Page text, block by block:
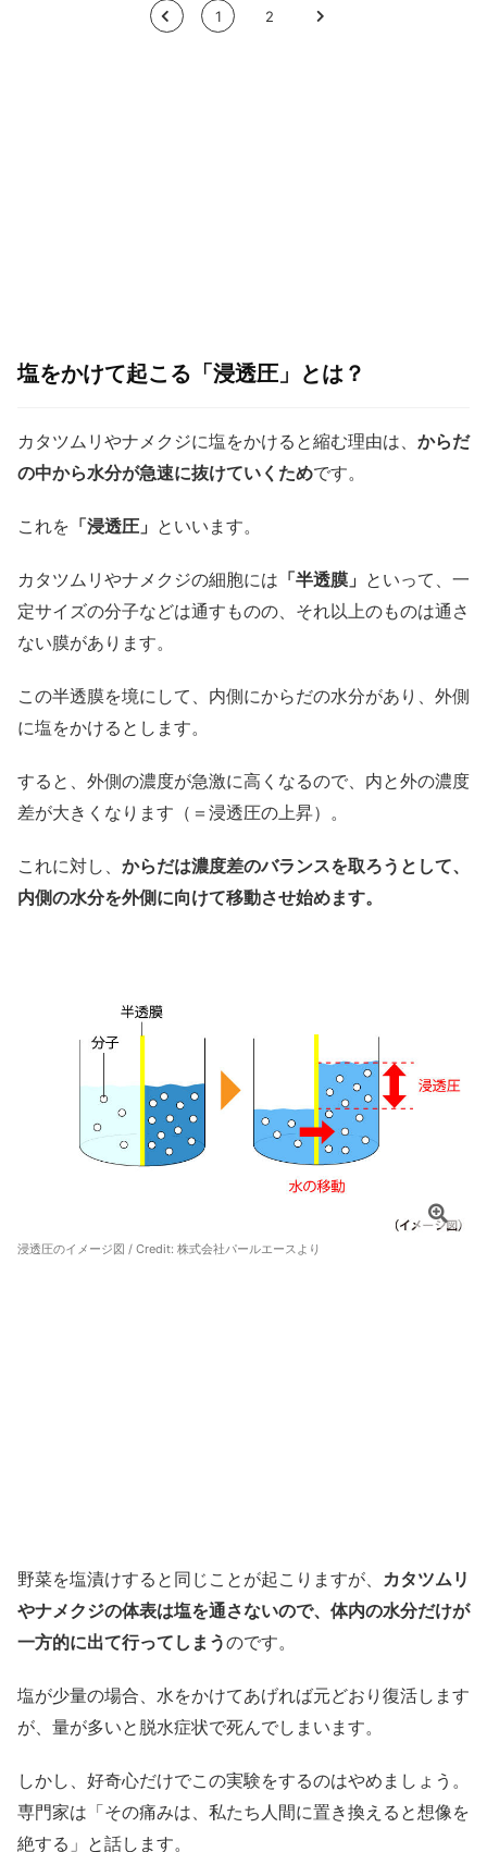
< 1 2 >
塩をかけて起こる「浸透圧」とは？
カタツムリやナメクジに塩をかけると縮む理由は、 からだ
の中から水分が急速に抜けていくためです。
これを 「浸透圧」 といいます。
カタツムリやナメクジの細胞には 「半透膜」 といって、一
定サイズの分子などは通すものの、それ以上のものは通さ
ない膜があります。
この半透膜を境にして、内側にからだの水分があり、外側
に塩をかけるとします。
すると、外側の濃度が急激に高くなるので、内と外の濃度
差が大きくなります（＝浸透圧の上昇）。
これに対し、 からだは濃度差のバランスを取ろうとして、
内側の水分を外側に向けて移動させ始めます。
浸透圧のイメージ図 / Credit: 株式会社パールエースより
野菜を塩漬けすると同じことが起こりますが、 カタツムリ
やナメクジの体表は塩を通さないので、体内の水分だけが
一方的に出て行ってしまうのです。
塩が少量の場合、水をかけてあげれば元どおり復活します
が、量が多いと脱水症状で死んでしまいます。
しかし、好奇心だけでこの実験をするのはやめましょう。
専門家は「その痛みは、私たち人間に置き換えると想像を
絶する」と話します。